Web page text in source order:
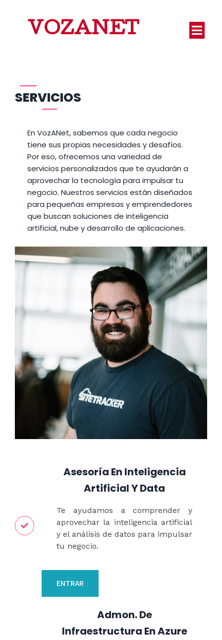
VOZANET
SERVICIOS
En VozANet, sabemos que cada negocio
tiene sus propias necesidades y desafíos.
Por eso, ofrecemos una variedad de
servicios personalizados que te ayudarán a
aprovechar la tecnología para impulsar tu
negocio. Nuestros servicios están diseñados
para pequeñas empresas y emprendedores
que buscan soluciones de inteligencia
artificial, nube y desarrollo de aplicaciones.
Asesoría En Inteligencia
Artificial Y Data
Te ayudamos a comprender y
aprovechar la inteligencia artificial
y el análisis de datos para impulsar
tu negocio.
ENTRAR
Admon. De
Infraestructura En Azure